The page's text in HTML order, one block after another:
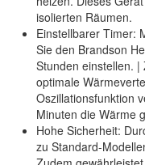
isolierten Räumen.
Einstellbarer Timer:
Sie den Brandson
Stunden einstellen.
optimale
Oszillationsfunktion
Minuten die Wärme
Hohe Sicherheit:
zu Standard-